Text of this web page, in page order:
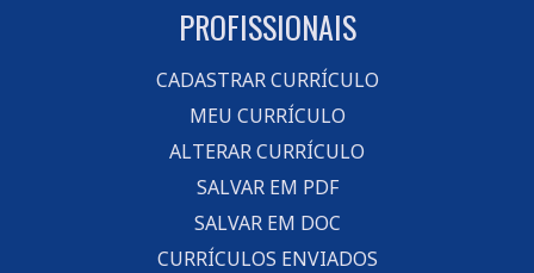
PROFISSIONAIS
CADASTRAR CURRÍCULO
MEU CURRÍCULO
ALTERAR CURRÍCULO
SALVAR EM PDF
SALVAR EM DOC
CURRÍCULOS ENVIADOS